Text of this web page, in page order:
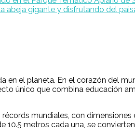
el planeta. En el corazón del
único que combina educación
mundiales, con
10.5 metros cada una, se